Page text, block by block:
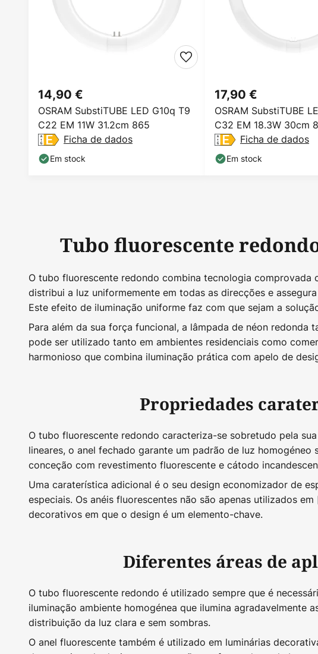
OSRAM SubstiTUBE LED G10q T9
C22 EM 11W 31.2cm 865
14,90 €
Ficha de dados
Em stock
OSRAM SubstiTUBE
C32 EM 18.3W 30cm
17,90 €
Ficha de dados
Em stock
Tubo fluorescente
O tubo fluorescente redondo combina tecnologia comprovada
distribui a luz uniformemente em todas as direcções e
Este efeito de iluminação uniforme faz com que sejam a
Para além da sua força funcional, a lâmpada de néon
pode ser utilizado tanto em ambientes residenciais como
harmonioso que combina iluminação prática com apelo de
Propriedades
O tubo fluorescente redondo caracteriza-se sobretudo pela
lineares, o anel fechado garante um padrão de luz
conceção com revestimento fluorescente e cátodo
Uma caraterística adicional é o seu design economizador de
especiais. Os anéis fluorescentes não são apenas utilizados
decorativos em que o design é um elemento-chave.
Diferentes áreas de
O tubo fluorescente redondo é utilizado sempre que é
iluminação ambiente homogénea que ilumina agradavelmente
distribuição da luz clara e sem sombras.
O anel fluorescente também é utilizado em luminárias